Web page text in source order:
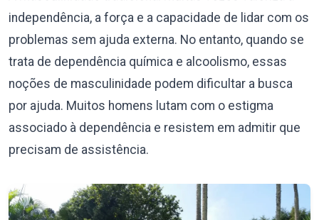
independência, a força e a capacidade de lidar com os
problemas sem ajuda externa. No entanto, quando se
trata de dependência química e alcoolismo, essas
noções de masculinidade podem dificultar a busca
por ajuda. Muitos homens lutam com o estigma
associado à dependência e resistem em admitir que
precisam de assistência.